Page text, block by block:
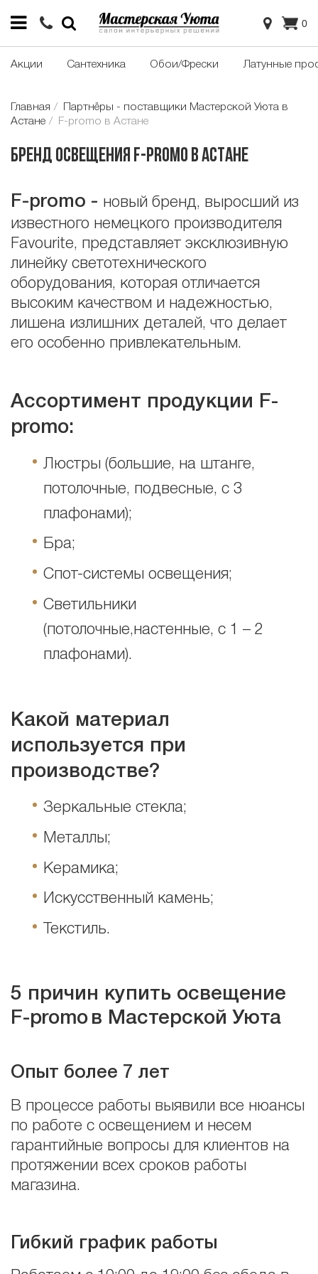
0
Акции Сантехника Обои/Фрески Латунные
Главная
Партнёры - поставщики Мастерской Уюта в
Астане
F-promo в Астане
Бренд освещения F-promo в Астане
F-promo - новый бренд, выросший из
известного немецкого производителя
Favourite, представляет эксклюзивную
линейку светотехнического
оборудования, которая отличается
высоким качеством и надежностью,
лишена излишних деталей, что делает
его особенно привлекательным.
Ассортимент продукции F-
promo:
Люстры (большие, на штанге,
потолочные, подвесные, с 3
плафонами);
Бра;
Спот-системы освещения;
Светильники
(потолочные,настенные, с 1 – 2
плафонами).
Какой материал
используется при
производстве?
Зеркальные стекла;
Металлы;
Керамика;
Искусственный камень;
Текстиль.
5 причин купить освещение
F-promo в Мастерской Уюта
Опыт более 7 лет
В процессе работы выявили все нюансы
по работе с освещением и несем
гарантийные вопросы для клиентов на
протяжении всех сроков работы
магазина.
Гибкий график работы